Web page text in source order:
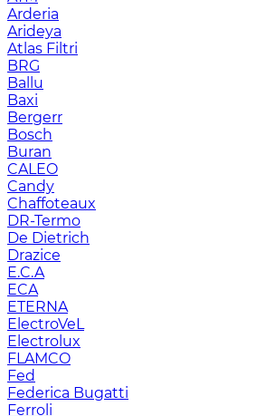
Arderia
Arideya
Atlas Filtri
BRG
Ballu
Baxi
Bergerr
Bosch
Buran
CALEO
Candy
Chaffoteaux
DR-Termo
De Dietrich
Drazice
E.C.A
ECA
ETERNA
ElectroVeL
Electrolux
FLAMCO
Fed
Federica Bugatti
Ferroli